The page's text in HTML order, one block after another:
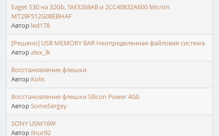
Eaget S30 на 32Gb, SM3268AB и 2CC40832A600 Micron
MT29F512G08EBHAF
Автор led178
[Решено] USB MEMORY BAR Неопределенная файловая система
Авторalex_lk
Восстановление флешки
Автор Kolis
Восстановление флешки Silicon Power 4Gb
АвторSomeSergey
SONY USM16W
Автор ilnur92